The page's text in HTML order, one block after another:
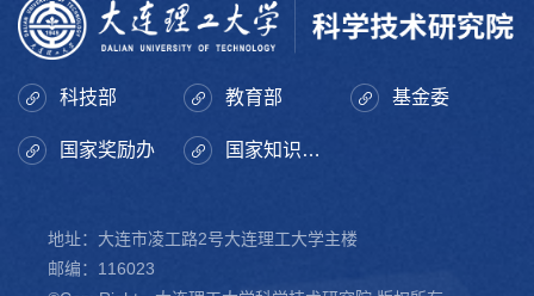
科技部 教育部 基金委
国家奖励办 国家知识产权局
地址：大连市凌工路2号大连理工大学主楼
邮编：116023